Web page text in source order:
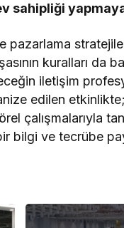
sahipliği
pazarlama
kuralları da
iletişim
edilen
çalışmalarıyla
bilgi ve tecrübe